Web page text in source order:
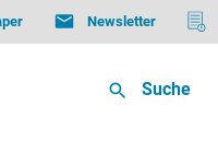
Newsletter
Suche